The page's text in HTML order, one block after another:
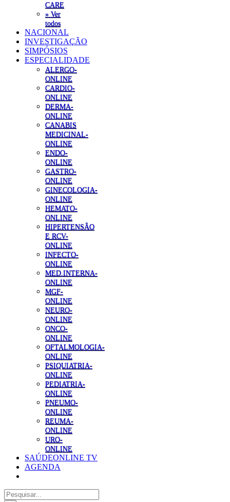
CARE
» Ver
todos
NACIONAL
INVESTIGAÇÃO
SIMPÓSIOS
ESPECIALIDADE
ALERGO-
ONLINE
CARDIO-
ONLINE
DERMA-
ONLINE
CANABIS
MEDICINAL-
ONLINE
ENDO-
ONLINE
GASTRO-
ONLINE
GINECOLOGIA-
ONLINE
HEMATO-
ONLINE
HIPERTENSÃO
E RCV-
ONLINE
INFECTO-
ONLINE
MED.INTERNA-
ONLINE
MGF-
ONLINE
NEURO-
ONLINE
ONCO-
ONLINE
OFTALMOLOGIA-
ONLINE
PSIQUIATRIA-
ONLINE
PEDIATRIA-
ONLINE
PNEUMO-
ONLINE
REUMA-
ONLINE
URO-
ONLINE
SAÚDEONLINE TV
AGENDA
Pesquisar